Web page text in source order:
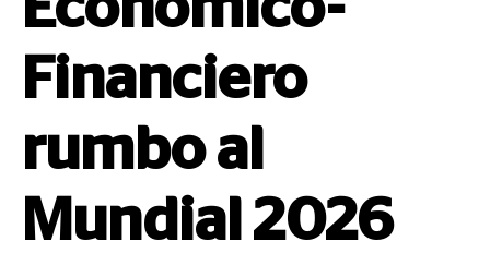
Financiero
rumbo al
Mundial 2026